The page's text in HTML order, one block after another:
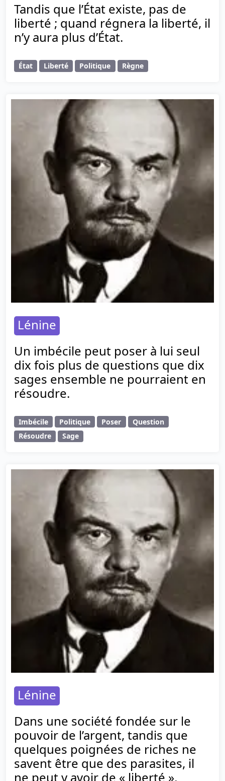
Tandis que l’État existe, pas de
liberté ; quand régnera la liberté, il
n’y aura plus d’État.
État Liberté Politique Règne
Lénine
Un imbécile peut poser à lui seul
dix fois plus de questions que dix
sages ensemble ne pourraient en
résoudre.
Imbécile Politique Poser
Question
Résoudre
Sage
Lénine
Dans une société fondée sur le
pouvoir de l’argent, tandis que
quelques poignées de riches ne
savent être que des parasites, il
ne peut y avoir de « liberté »,